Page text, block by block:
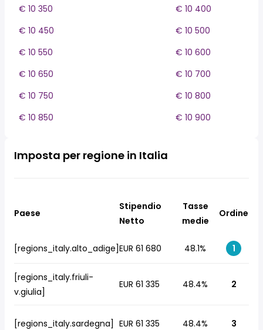
€ 10 350
€ 10 400
€ 10 450
€ 10 500
€ 10 550
€ 10 600
€ 10 650
€ 10 700
€ 10 750
€ 10 800
€ 10 850
€ 10 900
Imposta per regione in Italia
Paese
Stipendio
Netto
Tasse
medie
Ordine
[regions_italy.alto_adige]EUR 61 680 48.1% 1
[regions_italy.friuli-
v.giulia]
EUR 61 335 48.4% 2
[regions_italy.sardegna] EUR 61 335 48.4% 3